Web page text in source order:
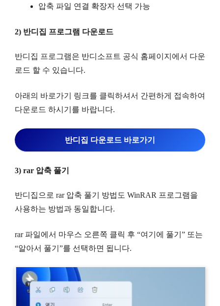
압축 파일 연결 확장자 선택 가능
2) 반디집 프로그램 다운로드
반디집 프로그램은 반디소프트 공식 홈페이지에서 다운
로드 할 수 있습니다.
아래의 바로가기 링크를 클릭하셔서 간편하게 접속하여
다운로드 하시기를 바랍니다.
반디집 다운로드 바로가기
3) rar 압축 풀기
반디집으로 rar 압축 풀기 방법도 WinRAR 프로그램을
사용하는 방법과 동일합니다.
rar 파일에서 마우스 오른쪽 클릭 후 “여기에 풀기” 또는
“알아서 풀기”를 선택하면 됩니다.